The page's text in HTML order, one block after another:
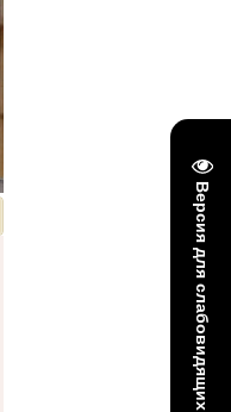
Версия для слабовидящих